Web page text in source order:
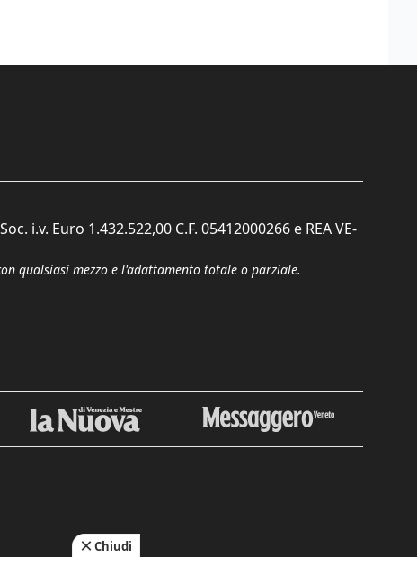
i.v. Euro 1.432.522,00 C.F. 05412000266 e REA VE-
qualsiasi mezzo e l'adattamento totale o parziale.
Chiudi